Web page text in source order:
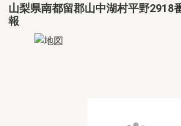
山梨県南都留郡山中湖村平野2918
報